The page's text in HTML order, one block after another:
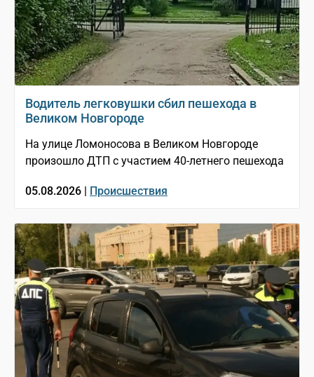
Водитель легковушки сбил пешехода в
Великом Новгороде
На улице Ломоносова в Великом Новгороде
произошло ДТП с участием 40-летнего пешехода
05.08.2026 | Происшествия